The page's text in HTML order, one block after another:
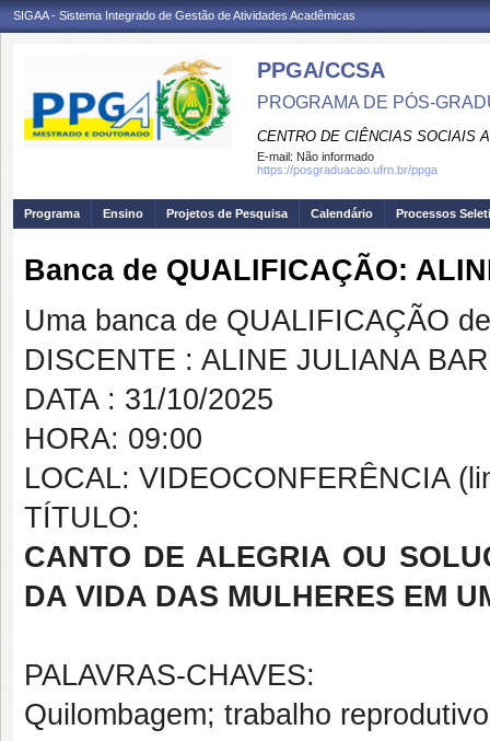
SIGAA - Sistema Integrado de Gestão de Atividades Acadêmicas
PPGA/CCSA
PROGRAMA DE PÓS-
CENTRO DE CIÊNCIAS SOCIAIS
E-mail: Não informado
https://posgraduacao.ufrn.br/ppga
Programa Ensino Projetos de Pesquisa Calendário Processos
Banca de QUALIFICAÇÃO:
Uma banca de QUALIFICAÇÃO
DISCENTE : ALINE JULIANA
DATA : 31/10/2025
HORA: 09:00
LOCAL: VIDEOCONFERÊNCIA
TÍTULO:
CANTO DE ALEGRIA OU
DA VIDA DAS MULHERES EM
PALAVRAS-CHAVES:
Quilombagem; trabalho